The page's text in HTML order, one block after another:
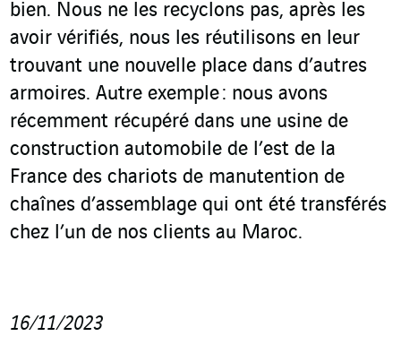
bien. Nous ne les recyclons pas, après les
avoir vérifiés, nous les réutilisons en leur
trouvant une nouvelle place dans d’autres
armoires. Autre exemple : nous avons
récemment récupéré dans une usine de
construction automobile de l’est de la
France des chariots de manutention de
chaînes d’assemblage qui ont été transférés
chez l’un de nos clients au Maroc.
16/11/2023